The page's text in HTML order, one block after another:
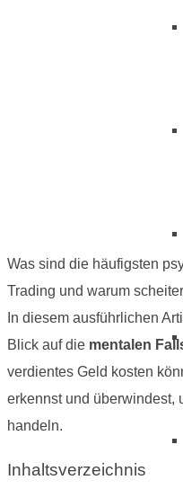
Was sind die häufigsten
Trading und warum
In diesem ausführlichen
Blick auf die mentalen
verdientes Geld kosten
erkennst und überwindest,
handeln.
Inhaltsverzeichnis